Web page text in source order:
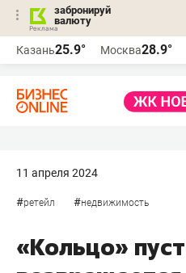
забронируй
валюту
Казань25.9° Москва28.9°
11 апреля 2024
#ретейл #недвижимость
«Кольцо»